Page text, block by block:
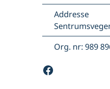
Addresse
Org. nr: 989
Facebook